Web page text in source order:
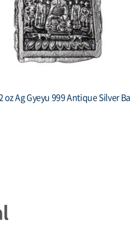
Armenia 1 oz Silver 1000 Drams